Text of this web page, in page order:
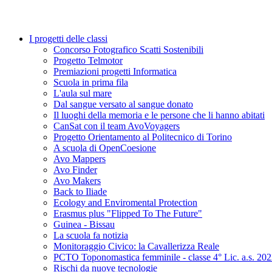
I progetti delle classi
Concorso Fotografico Scatti Sostenibili
Progetto Telmotor
Premiazioni progetti Informatica
Scuola in prima fila
L'aula sul mare
Dal sangue versato al sangue donato
Il luoghi della memoria e le persone che li hanno abitati
CanSat con il team AvoVoyagers
Progetto Orientamento al Politecnico di Torino
A scuola di OpenCoesione
Avo Mappers
Avo Finder
Avo Makers
Back to Iliade
Ecology and Enviromental Protection
Erasmus plus "Flipped To The Future"
Guinea - Bissau
La scuola fa notizia
Monitoraggio Civico: la Cavallerizza Reale
PCTO Toponomastica femminile - classe 4° Lic. a.s.
Rischi da nuove tecnologie